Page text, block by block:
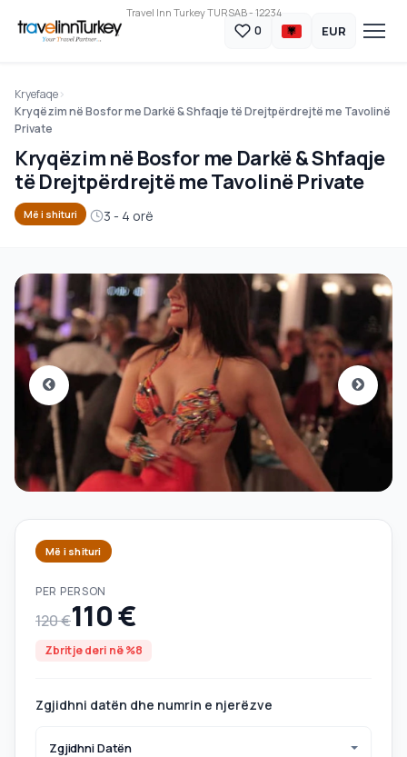
Travel Inn Turkey TURSAB - 12234
0 EUR
Kryefaqe
Kryqëzim në Bosfor me Darkë & Shfaqje të Drejtpërdrejtë me Tavolinë
Private
Kryqëzim në Bosfor me Darkë & Shfaqje
të Drejtpërdrejtë me Tavolinë Private
Më i shituri 3 - 4 orë
Më i shituri
PER PERSON
120 €110 €
Zbritje deri në %8
Zgjidhni datën dhe numrin e njerëzve
Zgjidhni Datën